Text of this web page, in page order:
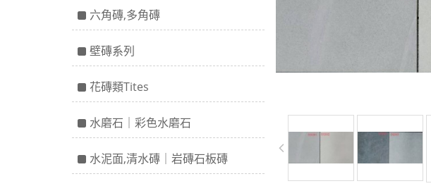
六角磚,多角磚
壁磚系列
花磚類Tites
水磨石｜彩色水磨石
水泥面,清水磚｜岩磚石板磚